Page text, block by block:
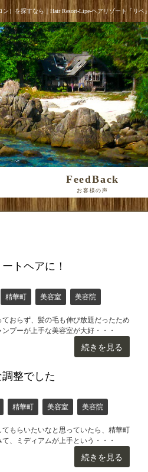
）を探すなら｜Hair Resort-Lipe-ヘアリゾート「リペ」
FeedBack
お客様の声
トヘアに！
精華町 美容室 美容院
おらず、髪の毛も伸び放題だったため
プーが上手な美容室が大好・・・
続きを見る
整でした
精華町 美容室 美容院
もらいたいなと思っていたら、精華町
、ミディアムが上手という・・・
続きを見る